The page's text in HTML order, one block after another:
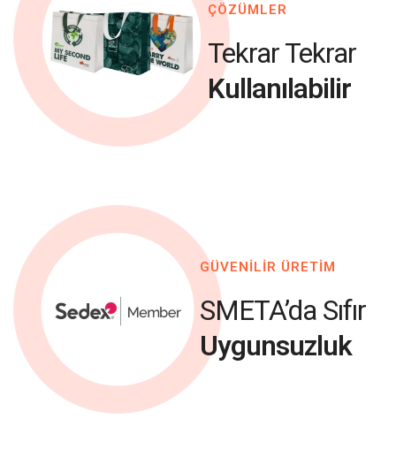
ÇÖZÜMLER
Tekrar Tekrar
Kullanılabilir
GÜVENİLİR ÜRETİM
SMETA’da Sıfır
Uygunsuzluk